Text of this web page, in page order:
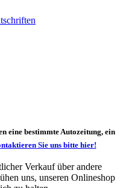
eine bestimmte Autozeitung, ein
Sie uns bitte hier!
Verkauf über andere
uns, unseren Onlineshop